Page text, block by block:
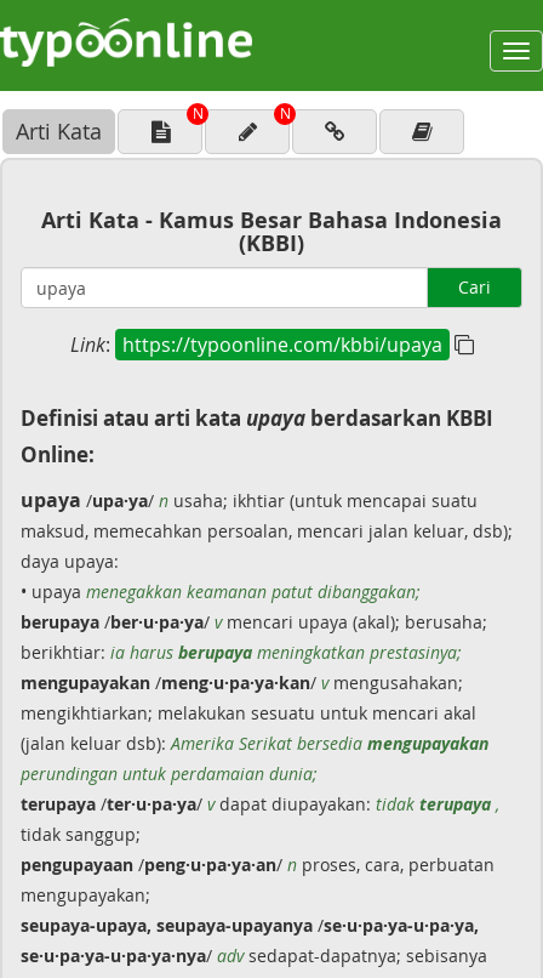
Arti Kata
N N
Arti Kata - Kamus Besar Bahasa Indonesia
(KBBI)
Cari
Link: https://typoonline.com/kbbi/upaya
Definisi atau arti kata upaya berdasarkan KBBI
Online:
upaya /upa·ya/ n usaha; ikhtiar (untuk mencapai suatu
maksud, memecahkan persoalan, mencari jalan keluar, dsb);
daya upaya:
• upaya menegakkan keamanan patut dibanggakan;
berupaya /ber·u·pa·ya/ vmencari upaya (akal); berusaha;
berikhtiar: ia harus berupaya meningkatkan prestasinya;
mengupayakan /meng·u·pa·ya·kan/ vmengusahakan;
mengikhtiarkan; melakukan sesuatu untuk mencari akal
(jalan keluar dsb):Amerika Serikat bersedia mengupayakan
perundingan untuk perdamaian dunia;
terupaya /ter·u·pa·ya/ vdapat diupayakan: tidak terupaya ,
tidak sanggup;
pengupayaan /peng·u·pa·ya·an/ n proses, cara, perbuatan
mengupayakan;
seupaya-upaya, seupaya-upayanya /se·u·pa·ya-u·pa·ya,
se·u·pa·ya-u·pa·ya·nya/ advsedapat-dapatnya; sebisanya